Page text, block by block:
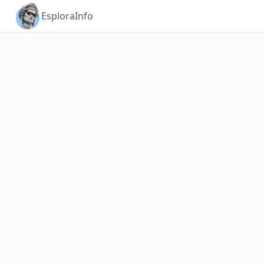
EsploraInfo